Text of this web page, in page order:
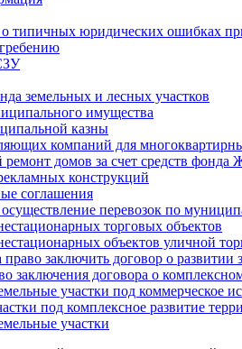
типичных юридических ошибках
земельных и лесных участков
имущества
казны
компаний для
домов за счет средств
конструкций
соглашения
перевозок по
торговых объектов
объектов уличной
заключить договор о развитии
заключения договора о
участки под коммерческое
под комплексное развитие
участки